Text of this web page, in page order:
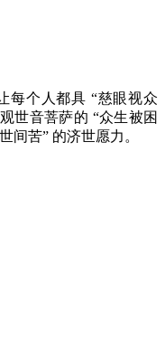
每个人都具 “慈眼视众
世音菩萨的 “众生被困
间苦” 的济世愿力。